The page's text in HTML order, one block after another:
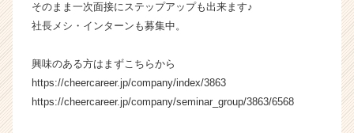
ス
カ
ト
が
届
そのまま一次面接にステップアップも出来ます♪
社長メシ・インターンも募集中。
興味のある方はまずこちらから
https://cheercareer.jp/company/index/3863
https://cheercareer.jp/company/seminar_group/3863/6568